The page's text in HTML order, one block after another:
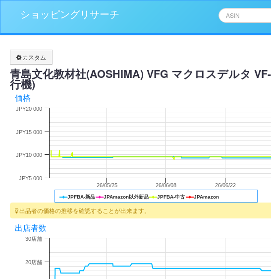
ショッピングリサーチ
カスタム
青島文化教材社(AOSHIMA) VFG マクロスデルタ
行機)
価格
JPFBA-新品 JPAmazon以外新品 JPFBA-中古 JPAmazon
26/05/25 26/06/08 26/06/22
JPY10 000
JPY5 000
JPY15 000
JPY20 000
出品者の価格の推移を確認することが出来ます。
出店者数
20店舗
30店舗